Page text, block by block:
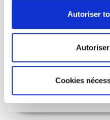
Autoriser
Cookies
Karoline Postel-Vinay